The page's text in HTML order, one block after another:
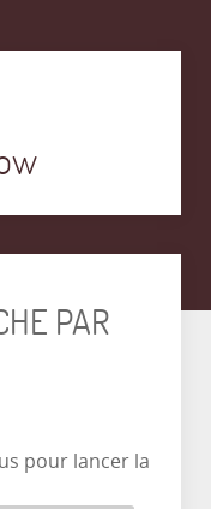
PAR
pour lancer la